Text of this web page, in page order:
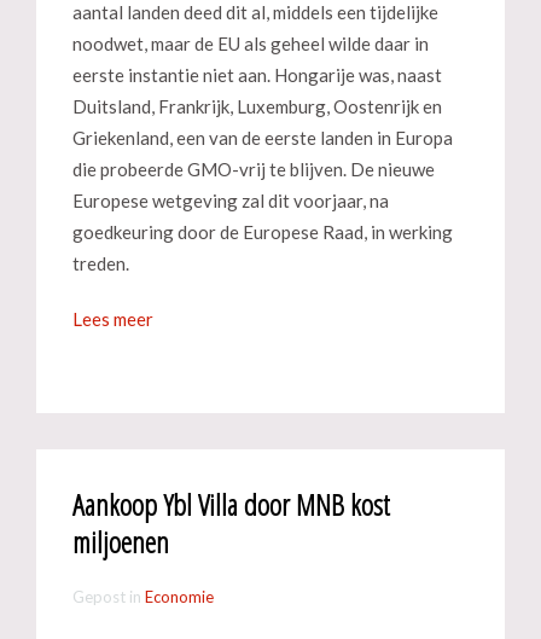
aantal landen deed dit al, middels een tijdelijke
noodwet, maar de EU als geheel wilde daar in
eerste instantie niet aan. Hongarije was, naast
Duitsland, Frankrijk, Luxemburg, Oostenrijk en
Griekenland, een van de eerste landen in Europa
die probeerde GMO-vrij te blijven. De nieuwe
Europese wetgeving zal dit voorjaar, na
goedkeuring door de Europese Raad, in werking
treden.
Lees meer
Aankoop Ybl Villa door MNB kost
miljoenen
Gepost in Economie